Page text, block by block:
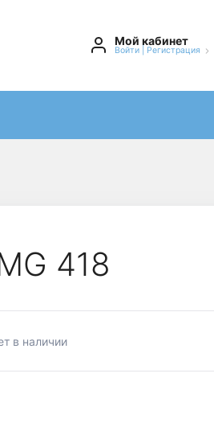
Мой кабинет
Войти Регистрация
418
в наличии